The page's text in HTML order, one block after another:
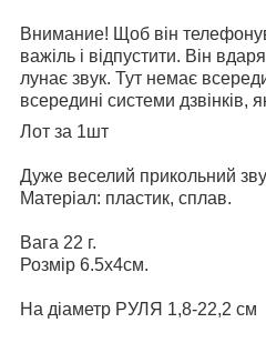
Внимание! Щоб він
важіль і відпустити. Він
лунає звук. Тут немає
всередині системи дзвінків,
Лот за 1шт
Дуже веселий прикольний
Матеріал: пластик, сплав.
Вага 22 г.
Розмір 6.5х4см.
На діаметр РУЛЯ 1,8-22,2 см